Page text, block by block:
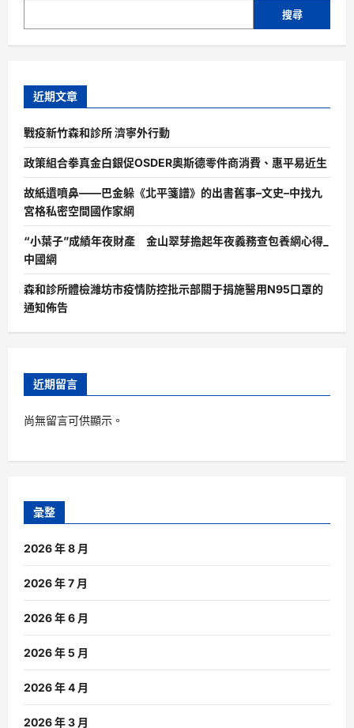
搜尋
近期文章
戰疫新竹森和診所 濟寧外行動
政策組合拳真金白銀促OSDER奧斯德零件商消費、惠平易近生
故紙遺噴鼻——巴金躲《北平箋譜》的出書舊事–文史–中找九
宮格私密空間國作家網
“小葉子”成績年夜財產 金山翠芽擔起年夜義務查包養網心得_
中國網
森和診所體檢濰坊市疫情防控批示部關于捐施醫用N95口罩的
通知佈告
近期留言
尚無留言可供顯示。
彙整
2026 年 8 月
2026 年 7 月
2026 年 6 月
2026 年 5 月
2026 年 4 月
2026 年 3 月